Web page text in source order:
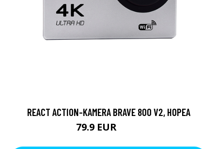
REACT ACTION-KAMERA BRAVE 800 V2, HOPEA
79.9 EUR